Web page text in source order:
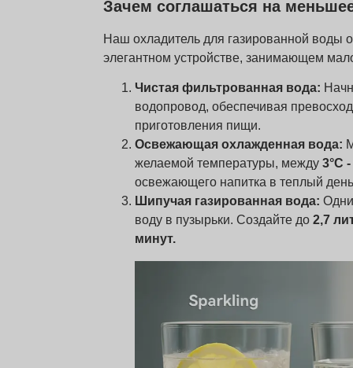
Зачем соглашаться на
Наш охладитель для газированной воды
элегантном устройстве, занимающем
Чистая фильтрованная вода:
водопровод, обеспечивая
приготовления пищи.
Освежающая охлажденная вода:
желаемой температуры, между 3°C
освежающего напитка в теплый
Шипучая газированная вода:
воду в пузырьки. Создайте до 2,7
минут.